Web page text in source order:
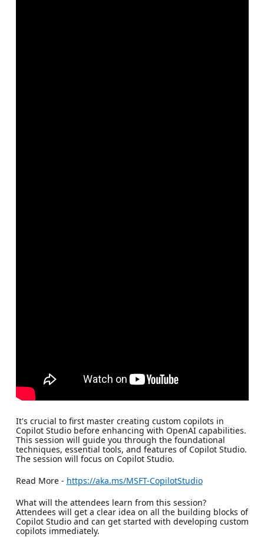
It's crucial to first master creating custom copilots in
Copilot Studio before enhancing with OpenAI capabilities.
This session will guide you through the foundational
techniques, essential tools, and features of Copilot Studio.
The session will focus on Copilot Studio.
Read More - https://aka.ms/MSFT-CopilotStudio
What will the attendees learn from this session?
Attendees will get a clear idea on all the building blocks of
Copilot Studio and can get started with developing custom
copilots immediately.